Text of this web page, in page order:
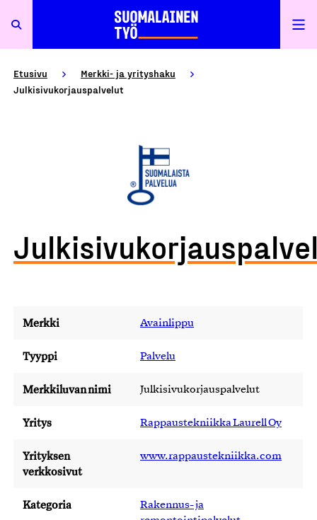
Etusivu
Merkki- ja yrityshaku
Julkisivukorjauspalvelut
Merkki Avainlippu
Tyyppi Palvelu
Merkkiluvan nimi Julkisivukorjauspalvelut
Yritys Rappaustekniikka Laurell Oy
Yrityksen
verkkosivut
www.rappaustekniikka.com
Kategoria
Rakennus- ja